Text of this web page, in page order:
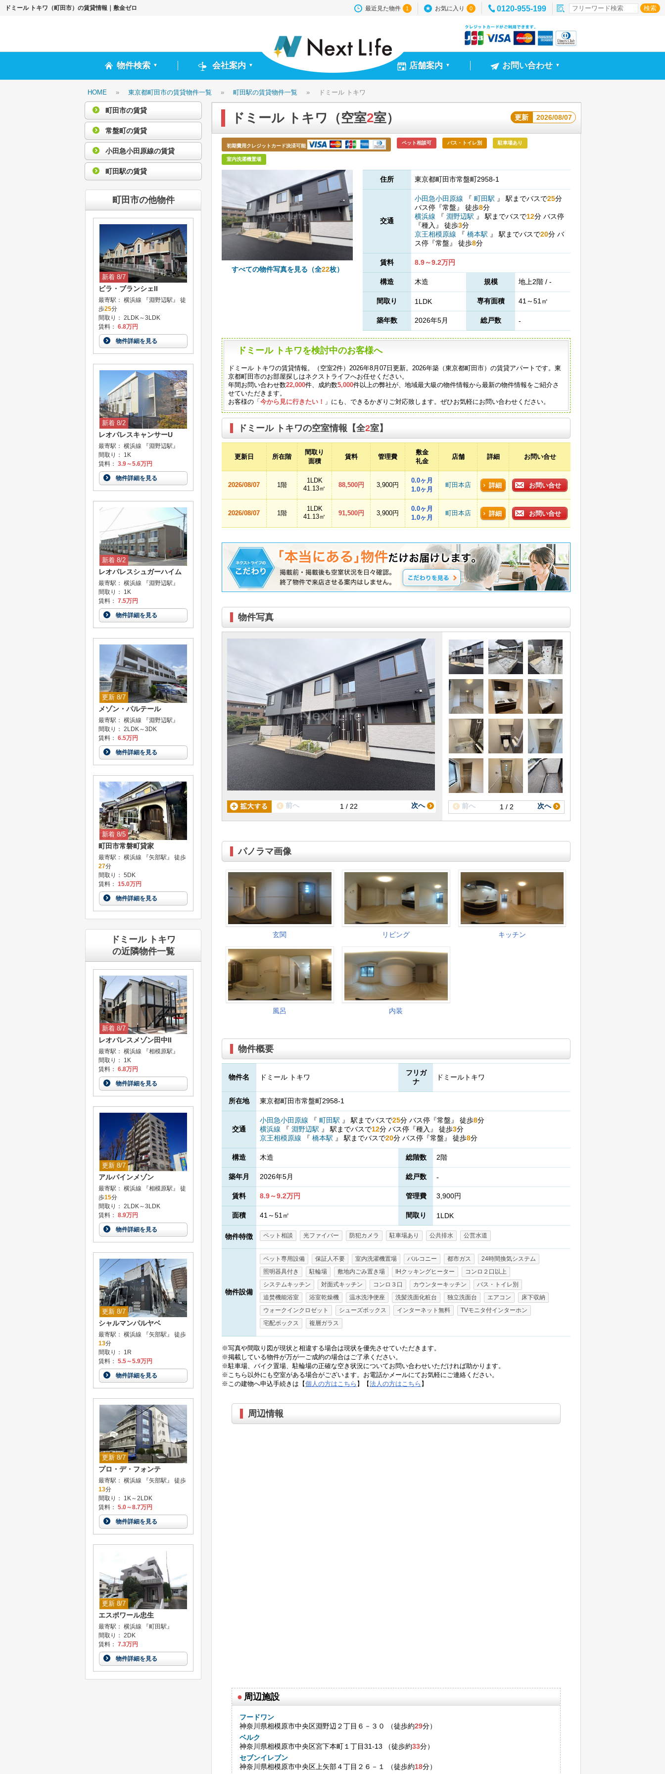
ドミール トキワ（町田市）の賃貸情報｜敷金ゼロ 最近見た物件 1 お気に入り 0 0120-955-199
物件検索 ▼ 会社案内 ▼ 店舗案内 ▼ お問い合わせ ▼
HOME » 東京都町田市の賃貸物件一覧 » 町田駅の賃貸物件一覧 » ドミール トキワ
ドミール トキワ（空室2室） 更新 2026/08/07
初期費用クレジットカード決済可能
ペット相談可 バス・トイレ別 駐車場あり
室内洗濯機置場
すべての物件写真を見る（全22枚）
住所 東京都町田市常盤町2958-1
交通
小田急小田原線 『 町田駅 』 駅までバスで25分
バス停『常盤』 徒歩8分
横浜線
『 淵野辺駅 』 駅までバスで12分 バス停
『種入』 徒歩3分
京王相模原線
『 橋本駅 』 駅までバスで20分 バ
ス停『常盤』 徒歩8分
賃料 8.9～9.2万円
構造 木造 規模 地上2階 / -
間取り 1LDK 専有面積 41～51㎡
築年数 2026年5月 総戸数 -
ドミール トキワを検討中のお客様へ
ドミール トキワの賃貸情報。（空室2件）2026年8月07日更新。2026年築（東京都町田市）の賃貸アパートです。東
京都町田市のお部屋探しはネクストライフへお任せください。
年間お問い合わせ数22,000件、成約数5,000件以上の弊社が、地域最大級の物件情報から最新の物件情報をご紹介さ
せていただきます。
お客様の「今から見に行きたい！ 」にも、できるかぎりご対応致します。ぜひお気軽にお問い合わせください。
ドミール トキワの空室情報【全2室】
更新日 所在階
間取り
面積
賃料 管理費
敷金
礼金
店舗 詳細 お問い合せ
2026/08/07 1階
1LDK
41.13㎡
88,500円 3,900円
0.0ヶ月
1.0ヶ月
町田本店 詳細 お問い合せ
2026/08/07 1階
1LDK
41.13㎡
91,500円 3,900円
0.0ヶ月
1.0ヶ月
町田本店 詳細 お問い合せ
物件写真
1 / 22
前へ 次へ 1 / 2
前へ 次へ
パノラマ画像
物件概要
物件名 ドミール トキワ
フリガ
ナ
ドミールトキワ
所在地 東京都町田市常盤町2958-1
交通
小田急小田原線 『 町田駅 』 駅までバスで25分 バス停『常盤』 徒歩8分
横浜線
『 淵野辺駅 』 駅までバスで12分 バス停『種入』 徒歩3分
京王相模原線
『 橋本駅 』 駅までバスで20分 バス停『常盤』 徒歩8分
構造 木造 総階数 2階
築年月 2026年5月 総戸数 -
賃料 8.9～9.2万円 管理費 3,900円
面積 41～51㎡ 間取り 1LDK
物件特徴 ペット相談 光ファイバー 防犯カメラ 駐車場あり 公共排水 公営水道
物件設備
ペット専用設備 保証人不要 室内洗濯機置場 バルコニー 都市ガス
24時間換気システム
照明器具付き
駐輪場 敷地内ごみ置き場 IHクッキングヒーター
コンロ２口以上
システムキッチン
対面式キッチン コンロ３口 カウンターキッチン
バス・トイレ別
追焚機能浴室
浴室乾燥機 温水洗浄便座 洗髪洗面化粧台 独立洗面台 エアコン
床下収納
ウォークインクロゼット
シューズボックス インターネット無料
TVモニタ付インターホン
宅配ボックス
複層ガラス
※写真や間取り図が現状と相違する場合は現状を優先させていただきます。
※掲載している物件が万が一ご成約の場合はご了承ください。
※駐車場、バイク置場、駐輪場の正確な空き状況についてお問い合わせいただければ助かります。
※こちら以外にも空室がある場合がございます。お電話かメールにてお気軽にご連絡ください。
※この建物へ申込手続きは【個人の方はこちら 】【法人の方はこちら 】
周辺情報
● 周辺施設
フードワン
神奈川県相模原市中央区淵野辺２丁目６－３０ （徒歩約29分）
ベルク
神奈川県相模原市中央区宮下本町１丁目31-13 （徒歩約33分）
セブンイレブン
神奈川県相模原市中央区上矢部４丁目２６－１ （徒歩約18分）
町田市の賃貸
常盤町の賃貸
小田急小田原線の賃貸
町田駅の賃貸
町田市の他物件
新着 8/7
ビラ・ブランシェII
最寄駅： 横浜線 『淵野辺駅』 徒
歩25分
間取り： 2LDK～3LDK
賃料： 6.8万円
物件詳細を見る
新着 8/2
レオパレスキャンサーU
最寄駅： 横浜線 『淵野辺駅』
間取り： 1K
賃料： 3.9～5.6万円
物件詳細を見る
新着 8/2
レオパレスシュガーハイム
最寄駅： 横浜線 『淵野辺駅』
間取り： 1K
賃料： 7.5万円
物件詳細を見る
更新 8/7
メゾン・パルテール
最寄駅： 横浜線 『淵野辺駅』
間取り： 2LDK～3DK
賃料： 6.5万円
物件詳細を見る
新着 8/5
町田市常磐町貸家
最寄駅： 横浜線 『矢部駅』 徒歩
27分
間取り： 5DK
賃料： 15.0万円
物件詳細を見る
ドミール トキワ
の近隣物件一覧
新着 8/7
レオパレスメゾン田中II
最寄駅： 横浜線 『相模原駅』
間取り： 1K
賃料： 6.8万円
物件詳細を見る
更新 8/7
アルパインメゾン
最寄駅： 横浜線 『相模原駅』 徒
歩15分
間取り： 2LDK～3LDK
賃料： 8.9万円
物件詳細を見る
更新 8/7
シャルマンパルヤベ
最寄駅： 横浜線 『矢部駅』 徒歩
13分
間取り： 1R
賃料： 5.5～5.9万円
物件詳細を見る
更新 8/7
プロ・デ・フォンテ
最寄駅： 横浜線 『矢部駅』 徒歩
13分
間取り： 1K～2LDK
賃料： 5.0～8.7万円
物件詳細を見る
更新 8/7
エスポワール忠生
最寄駅： 横浜線 『町田駅』
間取り： 2DK
賃料： 7.3万円
物件詳細を見る